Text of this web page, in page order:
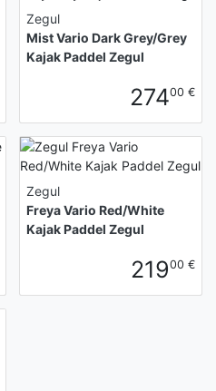
Zegul
Mist Vario Dark Grey/Grey
Kajak Paddel Zegul
27400 €
Zegul
Freya Vario Red/White
Kajak Paddel Zegul
21900 €